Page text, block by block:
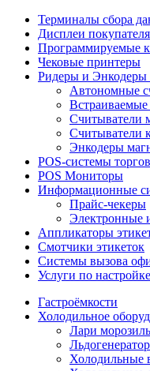
Терминалы сбора
Дисплеи покупателя
Программируемые
Чековые принтеры
Ридеры и Энкодеры
Автономные
Считыватели
Считыватели
Энкодеры
POS-системы
POS Мониторы
Информационные
Прайс-чекеры
Электронные
Аппликаторы
Смотчики этикеток
Системы вызова
Услуги по
Гастроёмкости
Холодильное
Лари
Холодильные